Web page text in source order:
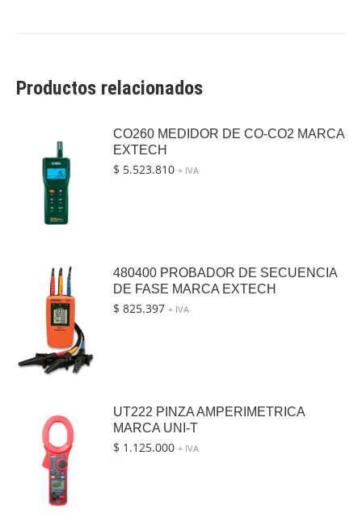
Productos relacionados
CO260 MEDIDOR DE CO-CO2 MARCA
EXTECH
$ 5.523.810 + IVA
480400 PROBADOR DE SECUENCIA
DE FASE MARCA EXTECH
$ 825.397 + IVA
UT222 PINZA AMPERIMETRICA
MARCA UNI-T
$ 1.125.000 + IVA